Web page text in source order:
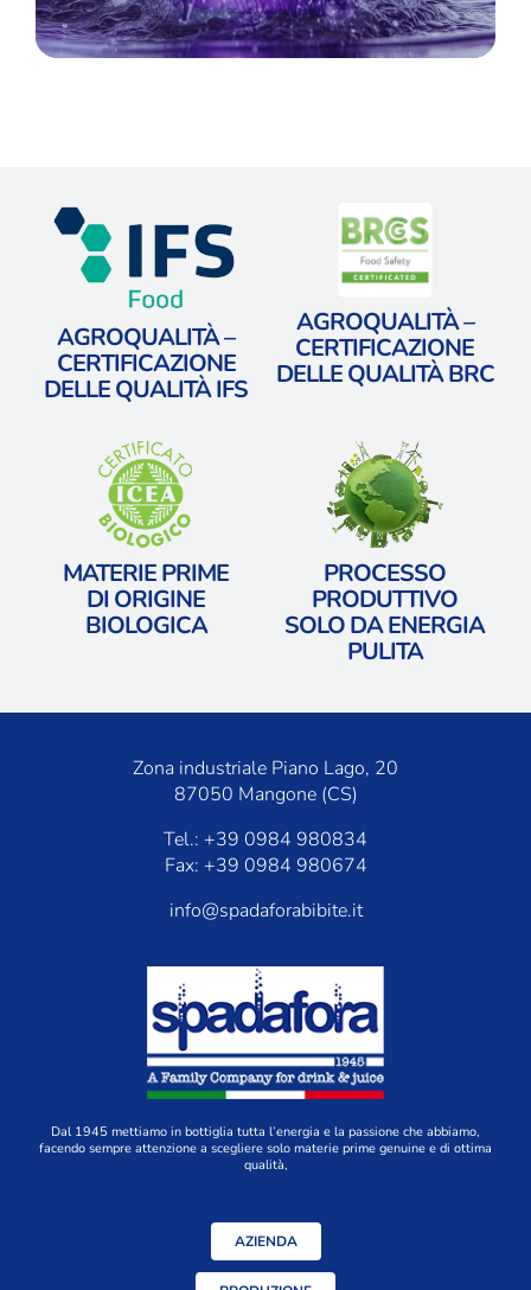
AGROQUALITÀ –
CERTIFICAZIONE
DELLE QUALITÀ IFS
AGROQUALITÀ –
CERTIFICAZIONE
DELLE QUALITÀ BRC
MATERIE PRIME
​DI ORIGINE
BIOLOGICA
PROCESSO
PRODUTTIVO
​SOLO DA ENERGIA
PULITA
Zona industriale Piano Lago, 20
87050 Mangone (CS)
Tel.: +39 0984 980834
Fax: +39 0984 980674
info@spadaforabibite.it
Dal 1945 mettiamo in bottiglia tutta l’energia e la passione che abbiamo,
facendo sempre attenzione a scegliere solo materie prime genuine e di ottima
qualità,
AZIENDA